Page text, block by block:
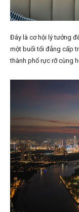
Đây là cơ hội lý tưởng
một buổi tối đẳng cấp
thành phố rực rỡ cùng